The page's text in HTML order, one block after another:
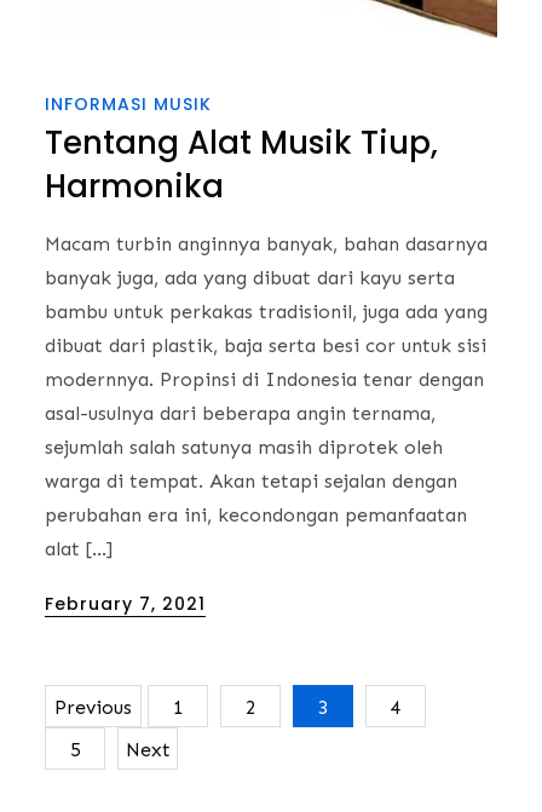
INFORMASI MUSIK
Tentang Alat Musik Tiup,
Harmonika
Macam turbin anginnya banyak, bahan dasarnya
banyak juga, ada yang dibuat dari kayu serta
bambu untuk perkakas tradisionil, juga ada yang
dibuat dari plastik, baja serta besi cor untuk sisi
modernnya. Propinsi di Indonesia tenar dengan
asal-usulnya dari beberapa angin ternama,
sejumlah salah satunya masih diprotek oleh
warga di tempat. Akan tetapi sejalan dengan
perubahan era ini, kecondongan pemanfaatan
alat […]
Posted
February 7, 2021
Posts
Previous 1 2 3
4
5
Next